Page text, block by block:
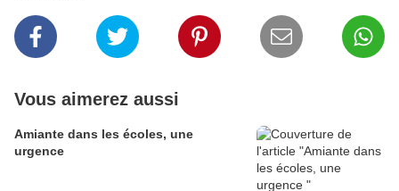
Vous aimerez aussi
Amiante dans les écoles, une
urgence